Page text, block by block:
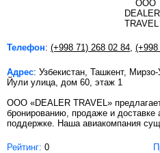
Телефон: (+998 71) 268 02 84
Адрес: Узбекистан, Ташкент,
Йули улица, дом 60, этаж 1
ООО «DEALER TRAVEL»
бронированию, продаже и доставке
поддержке. Наша авиакомпания
Рейтинг: 0